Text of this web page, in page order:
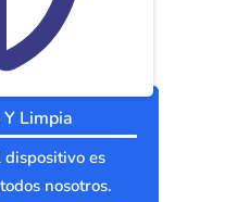
Limpia
es
nosotros.